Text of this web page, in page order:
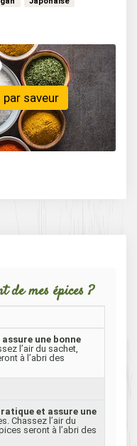
saveur
de mes épices ?
une bonne
l’air du sachet,
à l’abri des
et assure une
Chassez l’air du
seront à l’abri des